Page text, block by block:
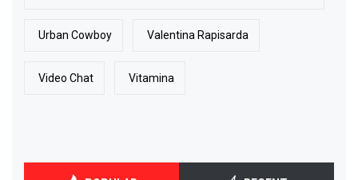
Urban Cowboy Valentina Rapisarda
Video Chat Vitamina